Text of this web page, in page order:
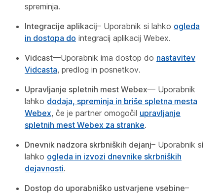
spreminja.
Integracije aplikacij– Uporabnik si lahko ogleda
in dostopa do integracij aplikacij Webex.
Vidcast—Uporabnik ima dostop do nastavitev
Vidcasta, predlog in posnetkov.
Upravljanje spletnih mest Webex— Uporabnik
lahko dodaja, spreminja in briše spletna mesta
Webex, če je partner omogočil upravljanje
spletnih mest Webex za stranke.
Dnevnik nadzora skrbniških dejanj– Uporabnik si
lahko ogleda in izvozi dnevnike skrbniških
dejavnosti.
Dostop do uporabniško ustvarjene vsebine–